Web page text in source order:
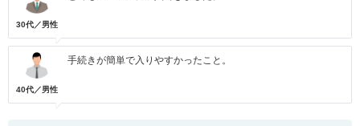
30代／男性
40代／男性
手続きが簡単で入りやすかったこと。